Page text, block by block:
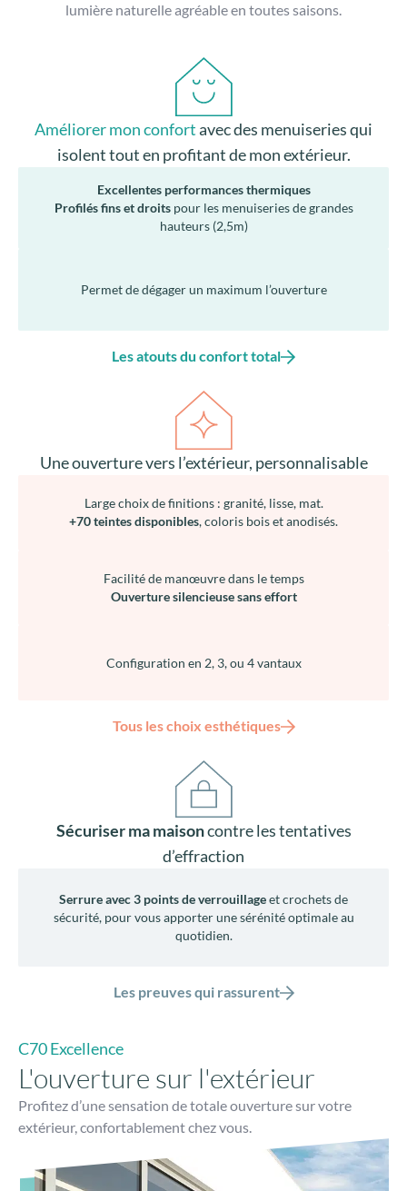
lumière naturelle agréable en toutes saisons.
Améliorer mon confortavec des menuiseries qui
isolent tout en profitant de mon extérieur.
Excellentes performances thermiques
Profilés fins et droitspour les menuiseries de grandes
hauteurs (2,5m)
Permet de dégager un maximum l’ouverture
Les atouts du confort total
Une ouverture vers l’extérieur, personnalisable
Large choix de finitions : granité, lisse, mat.
+70 teintes disponibles, coloris bois et anodisés.
Facilité de manœuvre dans le temps
Ouverture silencieuse sans effort
Configuration en 2, 3, ou 4 vantaux
Tous les choix esthétiques
Sécuriser ma maisoncontre les tentatives
d’effraction
Serrure avec 3 points de verrouillageet crochets de
sécurité, pour vous apporter une sérénité optimale au
quotidien.
Les preuves qui rassurent
C70 Excellence
L'ouverture sur l'extérieur
Profitez d’une sensation de totale ouverture sur votre
extérieur, confortablement chez vous.